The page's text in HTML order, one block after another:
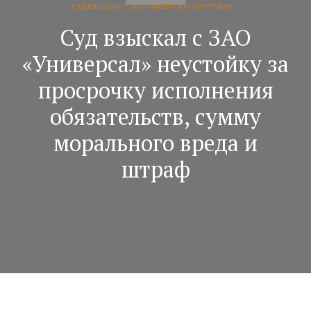
СУД ВЗЫСКАЛ С ЗАО «УНИВЕРСАЛ» НЕУСТОЙКУ ...
Суд взыскал с ЗАО
«Универсал» неустойку за
просрочку исполнения
обязательств, сумму
морального вреда и
штраф